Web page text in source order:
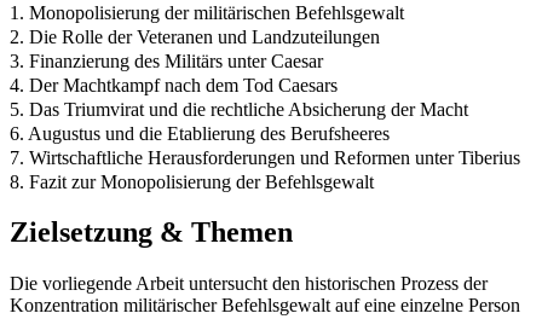
1. Monopolisierung der militärischen Befehlsgewalt
2. Die Rolle der Veteranen und Landzuteilungen
3. Finanzierung des Militärs unter Caesar
4. Der Machtkampf nach dem Tod Caesars
5. Das Triumvirat und die rechtliche Absicherung der Macht
6. Augustus und die Etablierung des Berufsheeres
7. Wirtschaftliche Herausforderungen und Reformen unter Tiberius
8. Fazit zur Monopolisierung der Befehlsgewalt
Zielsetzung & Themen
Die vorliegende Arbeit untersucht den historischen Prozess der
Konzentration militärischer Befehlsgewalt auf eine einzelne Person